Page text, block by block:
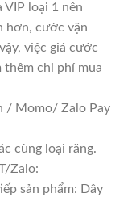
loại 1 nên
hơn, cước vận
việc giá cước
thêm chi phí mua
/ Momo/ Zalo Pay
cùng loại răng.
Zalo:
sản phẩm: Dây